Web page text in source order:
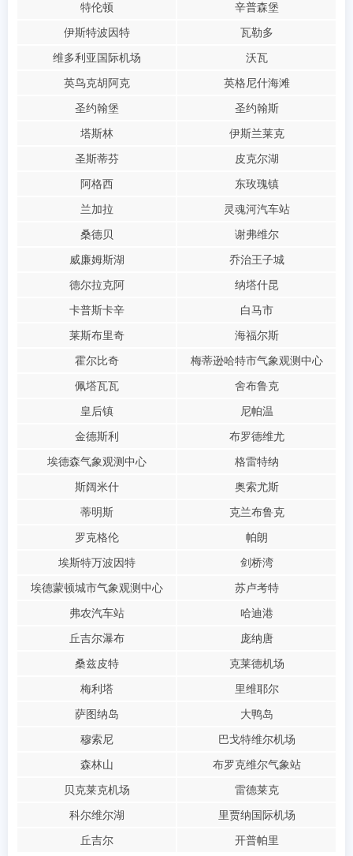
特伦顿
辛普森堡
伊斯特波因特
瓦勒多
维多利亚国际机场
沃瓦
英鸟克胡阿克
英格尼什海滩
圣约翰堡
圣约翰斯
塔斯林
伊斯兰莱克
圣斯蒂芬
皮克尔湖
阿格西
东玫瑰镇
兰加拉
灵魂河汽车站
桑德贝
谢弗维尔
威廉姆斯湖
乔治王子城
德尔拉克阿
纳塔什昆
卡普斯卡辛
白马市
莱斯布里奇
海福尔斯
霍尔比奇
梅蒂逊哈特市气象观测中心
佩塔瓦瓦
舍布鲁克
皇后镇
尼帕温
金德斯利
布罗德维尤
埃德森气象观测中心
格雷特纳
斯阔米什
奥索尤斯
蒂明斯
克兰布鲁克
罗克格伦
帕朗
埃斯特万波因特
剑桥湾
埃德蒙顿城市气象观测中心
苏卢考特
弗农汽车站
哈迪港
丘吉尔瀑布
庞纳唐
桑兹皮特
克莱德机场
梅利塔
里维耶尔
萨图纳岛
大鸭岛
穆索尼
巴戈特维尔机场
森林山
布罗克维尔气象站
贝克莱克机场
雷德莱克
科尔维尔湖
里贾纳国际机场
丘吉尔
开普帕里